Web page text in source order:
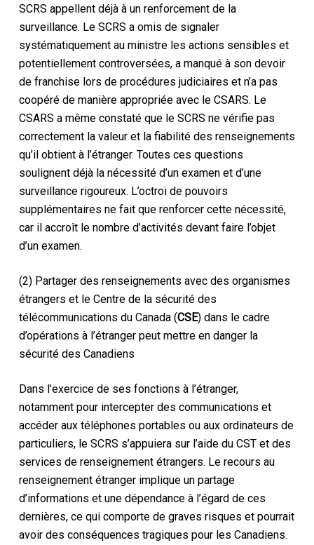
SCRS appellent déjà à un renforcement de la
surveillance. Le SCRS a omis de signaler
systématiquement au ministre les actions sensibles et
potentiellement controversées, a manqué à son devoir
de franchise lors de procédures judiciaires et n’a pas
coopéré de manière appropriée avec le CSARS. Le
CSARS a même constaté que le SCRS ne vérifie pas
correctement la valeur et la fiabilité des renseignements
qu’il obtient à l’étranger. Toutes ces questions
soulignent déjà la nécessité d’un examen et d’une
surveillance rigoureux. L’octroi de pouvoirs
supplémentaires ne fait que renforcer cette nécessité,
car il accroît le nombre d’activités devant faire l’objet
d’un examen.
(2) Partager des renseignements avec des organismes
étrangers et le Centre de la sécurité des
télécommunications du Canada (CSE) dans le cadre
d’opérations à l’étranger peut mettre en danger la
sécurité des Canadiens
Dans l’exercice de ses fonctions à l’étranger,
notamment pour intercepter des communications et
accéder aux téléphones portables ou aux ordinateurs de
particuliers, le SCRS s’appuiera sur l’aide du CST et des
services de renseignement étrangers. Le recours au
renseignement étranger implique un partage
d’informations et une dépendance à l’égard de ces
dernières, ce qui comporte de graves risques et pourrait
avoir des conséquences tragiques pour les Canadiens.